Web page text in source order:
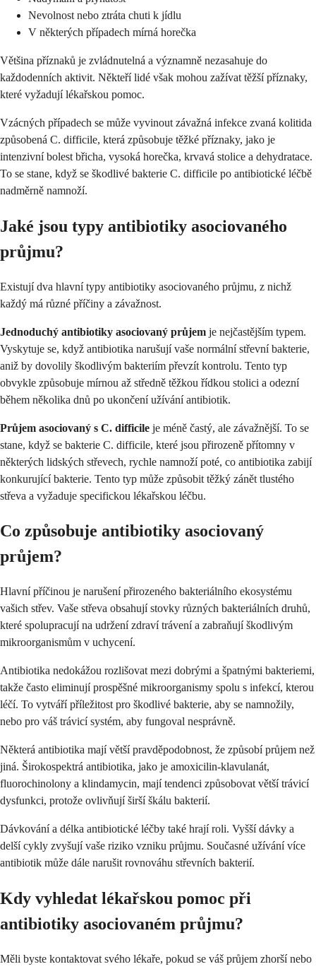
Nevolnost nebo ztráta chuti k jídlu
V některých případech mírná horečka
Většina příznaků je zvládnutelná a významně nezasahuje do
každodenních aktivit. Někteří lidé však mohou zažívat těžší příznaky,
které vyžadují lékařskou pomoc.
Vzácných případech se může vyvinout závažná infekce zvaná kolitida
způsobená C. difficile, která způsobuje těžké příznaky, jako je
intenzivní bolest břicha, vysoká horečka, krvavá stolice a dehydratace.
To se stane, když se škodlivé bakterie C. difficile po antibiotické léčbě
nadměrně namnoží.
Jaké jsou typy antibiotiky asociovaného
průjmu?
Existují dva hlavní typy antibiotiky asociovaného průjmu, z nichž
každý má různé příčiny a závažnost.
Jednoduchý antibiotiky asociovaný průjem je nejčastějším typem.
Vyskytuje se, když antibiotika narušují vaše normální střevní bakterie,
aniž by dovolily škodlivým bakteriím převzít kontrolu. Tento typ
obvykle způsobuje mírnou až středně těžkou řídkou stolici a odezní
během několika dnů po ukončení užívání antibiotik.
Průjem asociovaný s C. difficile je méně častý, ale závažnější. To se
stane, když se bakterie C. difficile, které jsou přirozeně přítomny v
některých lidských střevech, rychle namnoží poté, co antibiotika zabijí
konkurující bakterie. Tento typ může způsobit těžký zánět tlustého
střeva a vyžaduje specifickou lékařskou léčbu.
Co způsobuje antibiotiky asociovaný
průjem?
Hlavní příčinou je narušení přirozeného bakteriálního ekosystému
vašich střev. Vaše střeva obsahují stovky různých bakteriálních druhů,
které spolupracují na udržení zdraví trávení a zabraňují škodlivým
mikroorganismům v uchycení.
Antibiotika nedokážou rozlišovat mezi dobrými a špatnými bakteriemi,
takže často eliminují prospěšné mikroorganismy spolu s infekcí, kterou
léčí. To vytváří příležitost pro škodlivé bakterie, aby se namnožily,
nebo pro váš trávicí systém, aby fungoval nesprávně.
Některá antibiotika mají větší pravděpodobnost, že způsobí průjem než
jiná. Širokospektrá antibiotika, jako je amoxicilin-klavulanát,
fluorochinolony a klindamycin, mají tendenci způsobovat větší trávicí
dysfunkci, protože ovlivňují širší škálu bakterií.
Dávkování a délka antibiotické léčby také hrají roli. Vyšší dávky a
delší cykly zvyšují vaše riziko vzniku průjmu. Současné užívání více
antibiotik může dále narušit rovnováhu střevních bakterií.
Kdy vyhledat lékařskou pomoc při
antibiotiky asociovaném průjmu?
Měli byste kontaktovat svého lékaře, pokud se váš průjem zhorší nebo